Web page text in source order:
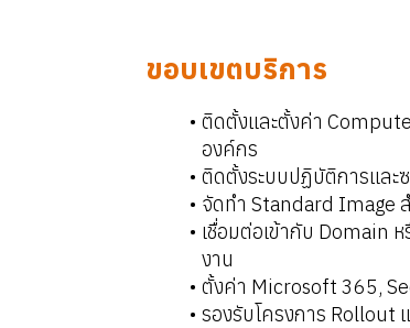
ขอบเขตบริการ
ติดตั้งและตั้งค่า
องค์กร
ติดตั้งระบบปฏิบัติการและ
จัดทำ Standard Image
เชื่อมต่อเข้ากับ Domain
งาน
ตั้งค่า Microsoft 365,
รองรับโครงการ Rollout